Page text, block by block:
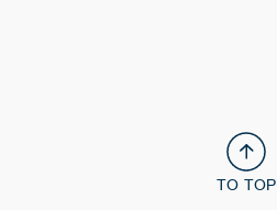
TO TOP